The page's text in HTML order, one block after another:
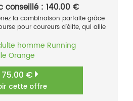
conseillé : 140.00 €
la combinaison parfaite grâce
pour coureurs d'élite, qui allie
homme Running
Orange
75.00 €
cette offre